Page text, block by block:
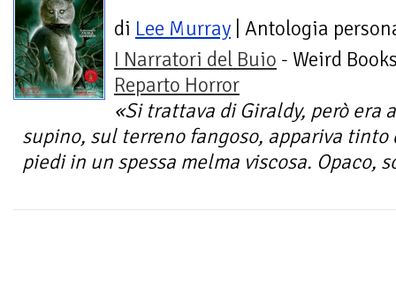
di Lee Murray | Antologia
I Narratori del Buio - Weird
Reparto Horror
«Si trattava di Giraldy, però era
supino, sul terreno fangoso, appariva
piedi in un spessa melma viscosa. Opaco,